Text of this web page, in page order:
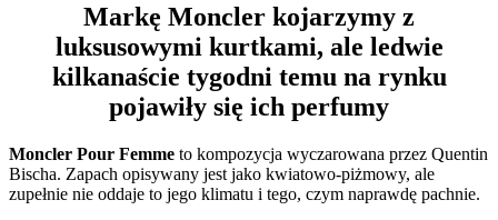
Markę Moncler kojarzymy z
luksusowymi kurtkami, ale ledwie
kilkanaście tygodni temu na rynku
pojawiły się ich perfumy
Moncler Pour Femme to kompozycja wyczarowana przez Quentin
Bischa. Zapach opisywany jest jako kwiatowo-piżmowy, ale
zupełnie nie oddaje to jego klimatu i tego, czym naprawdę pachnie.